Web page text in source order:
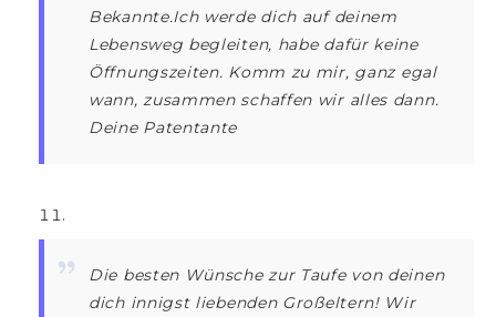
Bekannte.Ich werde dich auf deinem
Lebensweg begleiten, habe dafür keine
Öffnungszeiten. Komm zu mir, ganz egal
wann, zusammen schaffen wir alles dann.
Deine Patentante
Die besten Wünsche zur Taufe von deinen
dich innigst liebenden Großeltern! Wir